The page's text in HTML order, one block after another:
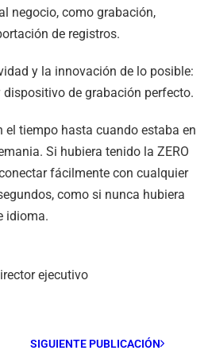
negocio, como grabación,
de registros.
y la innovación de lo posible:
de grabación perfecto.
el tiempo hasta cuando estaba en
Si hubiera tenido la ZERO
fácilmente con cualquier
como si nunca hubiera
idioma.
ejecutivo
SIGUIENTE PUBLICACIÓN